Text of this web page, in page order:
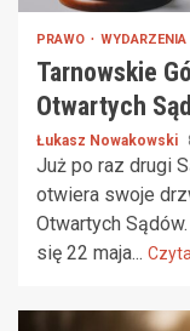
PRAWO WYDARZENIA
Tarnowskie
Otwartych
Łukasz Nowakowski
Już po raz drugi
otwiera swoje
Otwartych
się 22 maja...